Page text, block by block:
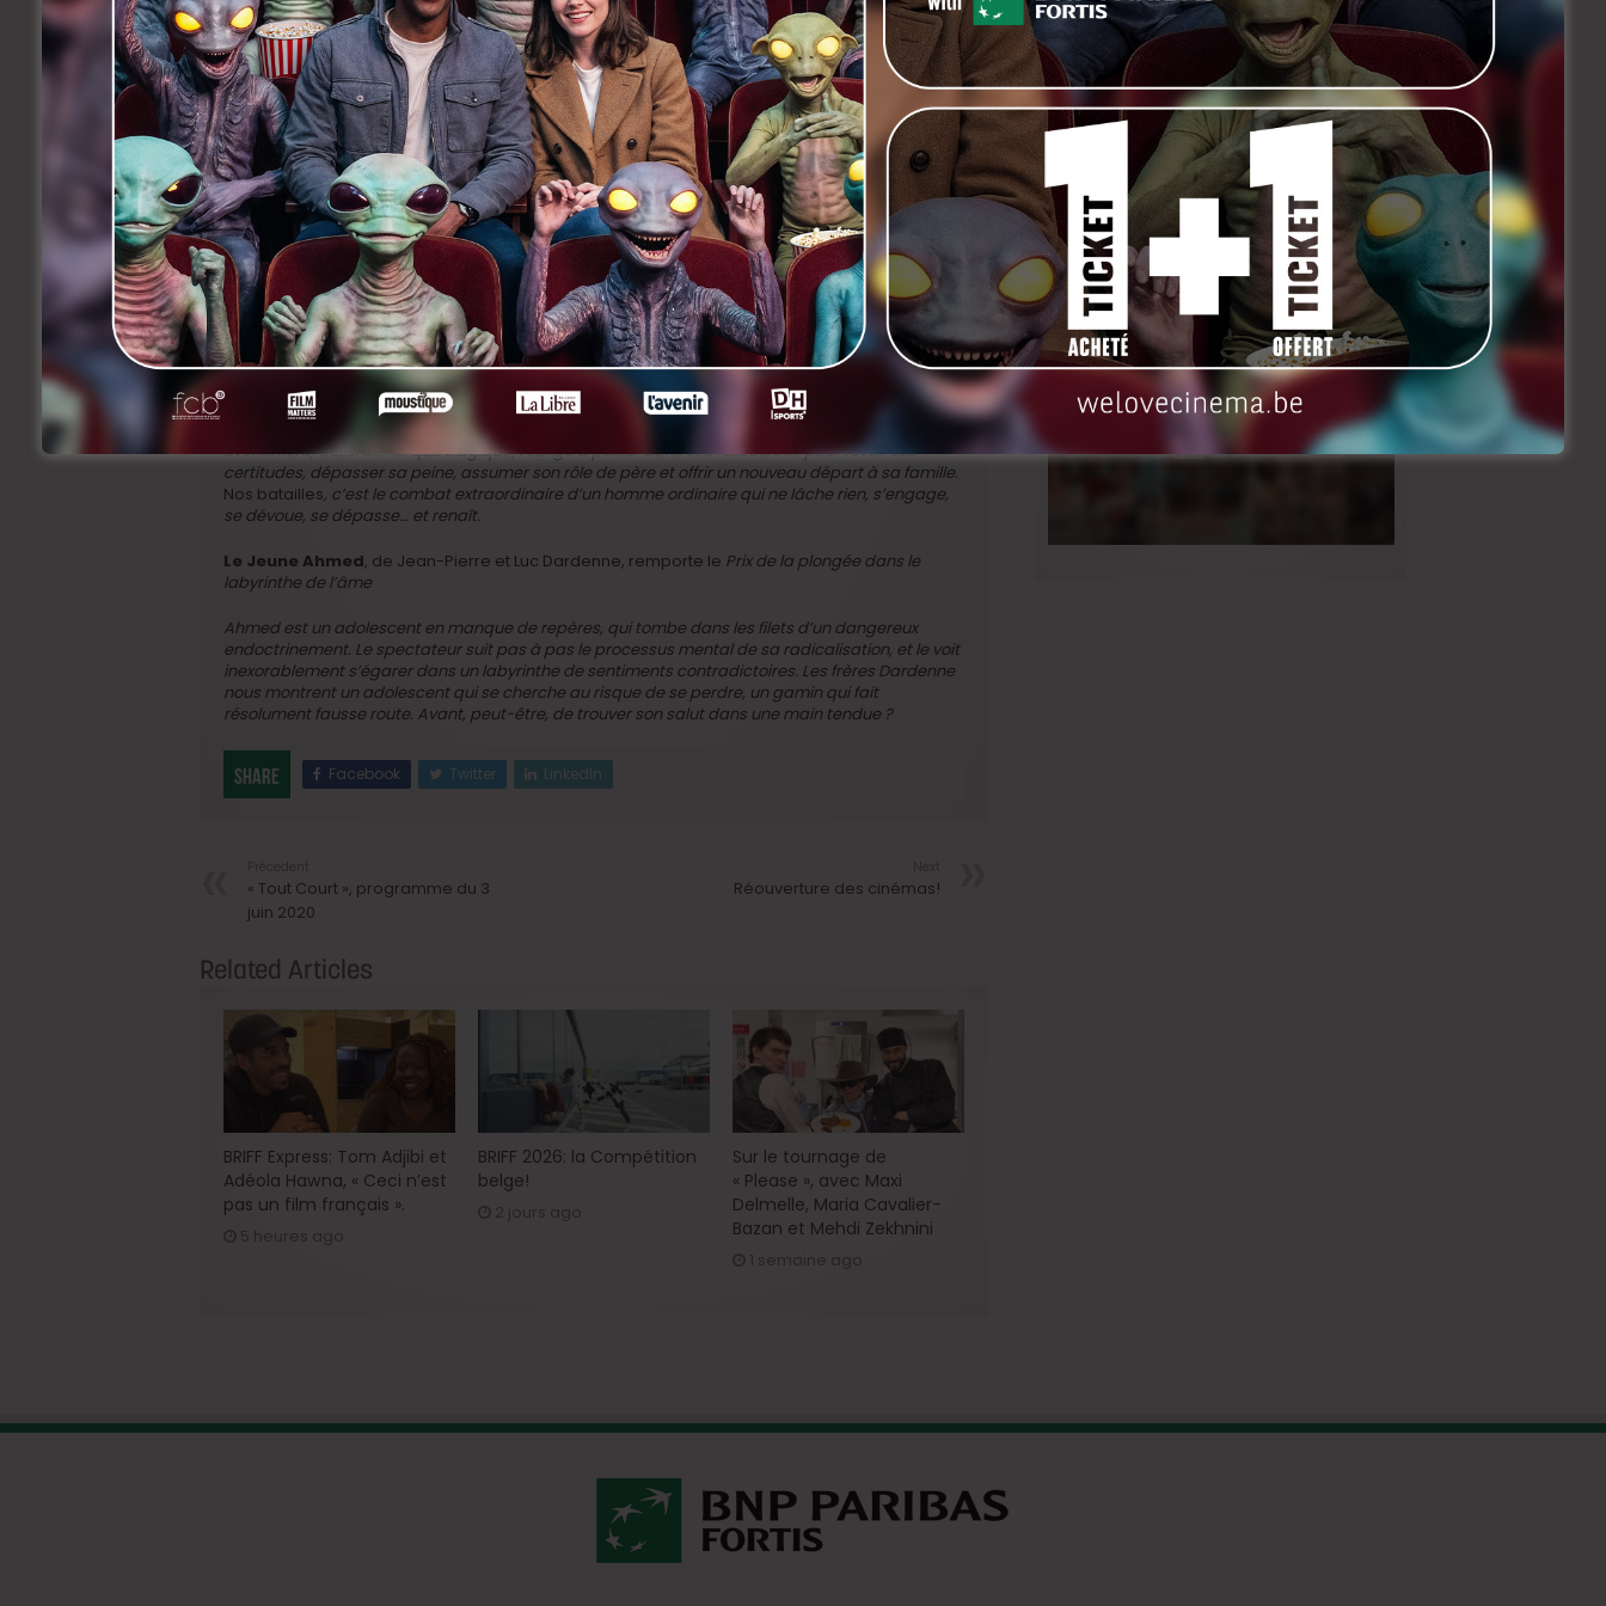
InSyriated,c’est le quotidien de la guerre qui nous gifle de plein fouet. Nous qui sommes habitués
aux films de guerre à la bande-son fracassante, avec rafales et explosions à grands effets, nous
voilà immergés dans un huis-clos où règnent la menace sourde, la terreur muette, la violence
confinée. La mort que l’on tait, le viol qu’on laisse commette par crainte de pire, les abus de
pouvoir, l’avenir incertain… Tout cela se vit dans un silence assourdissant. Si le film compte peu
de dialogues et de musique, il n’est pas le seul : nous étions sans voix à l’issue de la projection,
comme assommés par la réalité que doivent endurer nos contemporains.
LePrix du regard sur la sociétéest décerné à Sarah Hirtt, pourEscapada
Escapadanous invite à prendre les chemins de traverse pour explorer une autre vision du
monde et du vivre ensemble. Le film interroge sur la toute-puissance du capitalisme, sur notre
besoin insatiable de consommer qui pourtant nous laisse insatisfaits. Et si nous nous contentions
du nécessaire ? Si le moi s’effaçait un peu au profit du collectif, si le respect des différences et la
bienveillance étaient au cœur de nos actions; si la solution, c’était les autres ?
, de Guillaume Senez, se voit attribuer le
Prix du dépassement de soi
Lorsque celle qu’il aime s’en va du jour au lendemain, Olivier doit assurer sur tous les fronts. Cet
événement, aussi banal que tragique, l’oblige à puiser dans ses ressources pour revoir ses
certitudes, dépasser sa peine, assumer son rôle de père et offrir un nouveau départ à sa famille.
Nos batailles, c’est le combat extraordinaire d’un homme ordinaire qui ne lâche rien, s’engage,
se dévoue, se dépasse… et renaît.
Le Jeune Ahmed, de Jean-Pierre et Luc Dardenne, remporte le Prix de la plongée dans le
labyrinthe de l’âme
Ahmed est un adolescent en manque de repères, qui tombe dans les filets d’un dangereux
endoctrinement. Le spectateur suit pas à pas le processus mental de sa radicalisation, et le voit
inexorablement s’égarer dans un labyrinthe de sentiments contradictoires. Les frères Dardenne
nous montrent un adolescent qui se cherche au risque de se perdre, un gamin qui fait
résolument fausse route. Avant, peut-être, de trouver son salut dans une main tendue ?
Share Facebook Twitter LinkedIn
« Tout Court », programme du 3
juin 2020
Réouverture des cinémas!
Related Articles
BRIFF Express: Tom Adjibi et
Adéola Hawna, « Ceci n’est
pas un film français ».
5 heures ago
BRIFF 2026: la Compétition
belge!
2 jours ago
Sur le tournage de
« Please », avec Maxi
Delmelle, Maria Cavalier-
Bazan et Mehdi Zekhnini
1 semaine ago